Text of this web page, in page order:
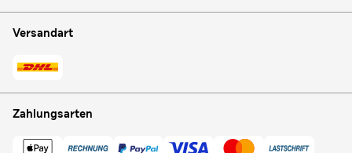
Versandart
Zahlungsarten